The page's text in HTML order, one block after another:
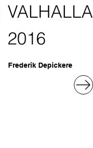
VALHALLA
2016
Frederik Depickere